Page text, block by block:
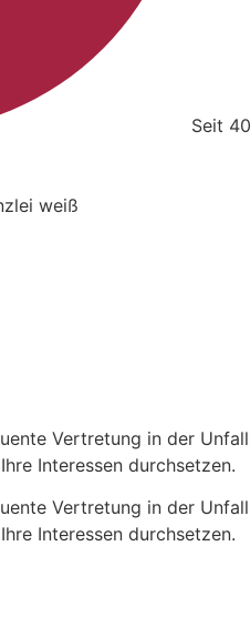
Seit
Vertretung in der
Interessen durchsetzen.
Vertretung in der
Interessen durchsetzen.